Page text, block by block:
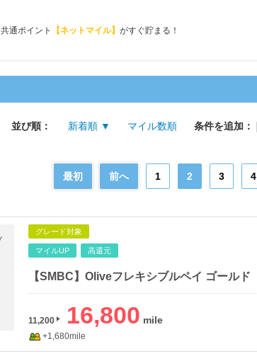
共通ポイント 【ネットマイル】 がすぐ貯まる！
並び順： 新着順 ▼ マイル数順 条件を追加：
最初 前へ 1 2 3 4
グレード対象
マイルUP 高還元
【SMBC】Oliveフレキシブルペイ ゴールド
11,200 16,800
+1,680mile